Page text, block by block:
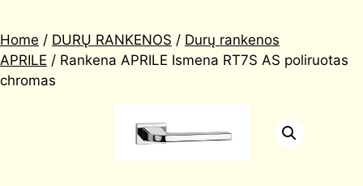
Home / DURŲ RANKENOS / Durų rankenos
APRILE / Rankena APRILE Ismena RT7S AS poliruotas
chromas